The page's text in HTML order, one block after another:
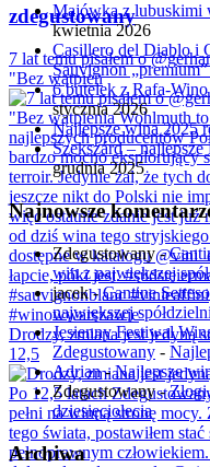
zdegustowany
7 lat temu pisałem o
"Bez wątpien
Drodzy, zmiana jest jedyną
12,5
Majówka z lubuskimi
kwietnia 2026
Casillero del Diablo i
Sauvignon
6 butelek z Rafa-
stycznia 2026
Najlepsze wina 2025
Szekszárd –
grudnia 2025
Najnowsze
Zdegustowany-
win z największej
jacek-Cantine
największej
Jesienny Festiwal
Zdegustowany -
Adrian-Najlepsze
Zdegustowany-
dziesięciolecia
Archiwa